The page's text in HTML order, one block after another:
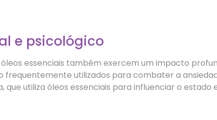
e psicológico
essenciais também exercem um impacto
frequentemente utilizados para combater a
que utiliza óleos essenciais para influenciar o